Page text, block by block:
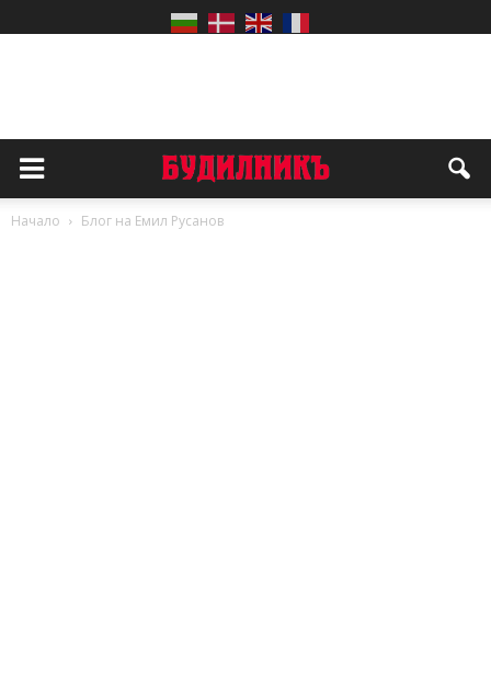
Начало Блог на Емил Русанов